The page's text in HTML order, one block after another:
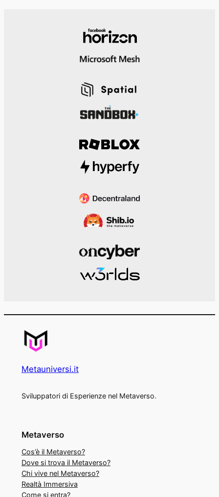
Metauniversi.it
Sviluppatori di Esperienze nel Metaverso.
Metaverso
Cos’è il Metaverso?
Dove si trova il Metaverso?
Chi vive nel Metaverso?
Realtà Immersiva
Come si entra?